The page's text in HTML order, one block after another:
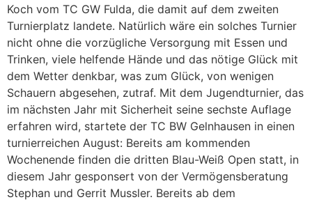
Koch vom TC GW Fulda, die damit auf dem zweiten
Turnierplatz landete. Natürlich wäre ein solches Turnier
nicht ohne die vorzügliche Versorgung mit Essen und
Trinken, viele helfende Hände und das nötige Glück mit
dem Wetter denkbar, was zum Glück, von wenigen
Schauern abgesehen, zutraf. Mit dem Jugendturnier, das
im nächsten Jahr mit Sicherheit seine sechste Auflage
erfahren wird, startete der TC BW Gelnhausen in einen
turnierreichen August: Bereits am kommenden
Wochenende finden die dritten Blau-Weiß Open statt, in
diesem Jahr gesponsert von der Vermögensberatung
Stephan und Gerrit Mussler. Bereits ab dem